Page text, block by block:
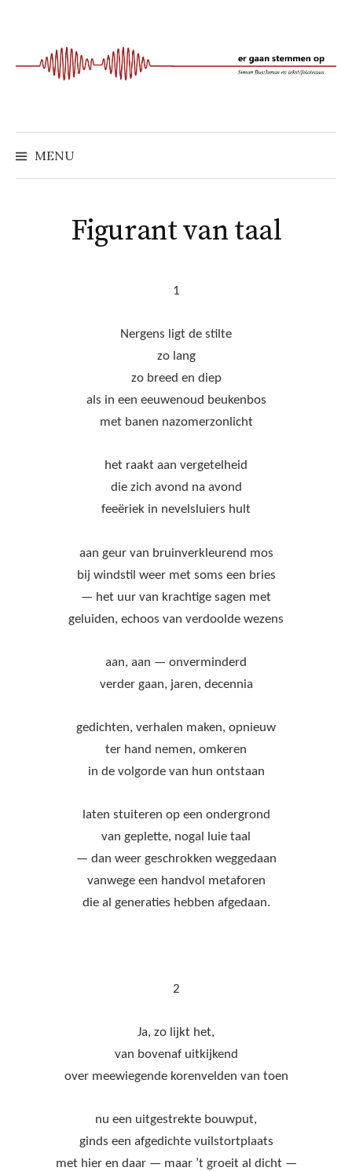
springen
MENU
Figurant van taal
1
Nergens ligt de stilte
zo lang
zo breed en diep
als in een eeuwenoud beukenbos
met banen nazomerzonlicht
het raakt aan vergetelheid
die zich avond na avond
feeëriek in nevelsluiers hult
aan geur van bruinverkleurend mos
bij windstil weer met soms een bries
— het uur van krachtige sagen met
geluiden, echoos van verdoolde wezens
aan, aan — onverminderd
verder gaan, jaren, decennia
gedichten, verhalen maken, opnieuw
ter hand nemen, omkeren
in de volgorde van hun ontstaan
laten stuiteren op een ondergrond
van geplette, nogal luie taal
— dan weer geschrokken weggedaan
vanwege een handvol metaforen
die al generaties hebben afgedaan.
2
Ja, zo lijkt het,
van bovenaf uitkijkend
over meewiegende korenvelden van toen
nu een uitgestrekte bouwput,
ginds een afgedichte vuilstortplaats
met hier en daar — maar ’t groeit al dicht —